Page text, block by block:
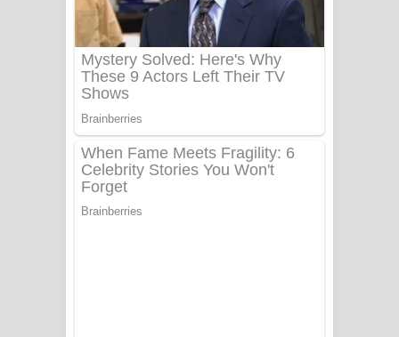
Ow Man Sosa Song Lyrics - ඔව් මං
සෝසා ගීතයේ පද පෙළ
Heavy Weight Song Lyrics
Aye Lanweela Song Lyrics - ආයේ
ලංවීලා ගීතයේ පද පෙළ